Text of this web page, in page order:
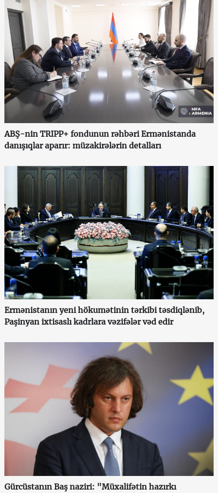
ABŞ-nin TRIPP+ fondunun rəhbəri Ermənistanda
danışıqlar aparır: müzakirələrin detalları
Ermənistanın yeni hökumətinin tərkibi təsdiqlənib,
Paşinyan ixtisaslı kadrlara vəzifələr vəd edir
Gürcüstanın Baş naziri: "Müxalifətin hazırkı